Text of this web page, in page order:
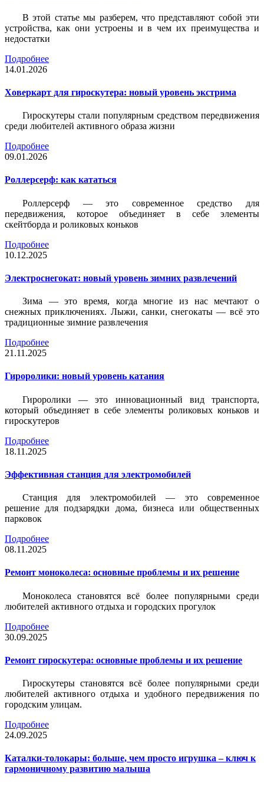
В этой статье мы разберем, что представляют собой эти
устройства, как они устроены и в чем их преимущества и
недостатки
Подробнее
14.01.2026
Ховеркарт для гироскутера: новый уровень экстрима
Гироскутеры стали популярным средством передвижения
среди любителей активного образа жизни
Подробнее
09.01.2026
Роллерсерф: как кататься
Роллерсерф — это современное средство для
передвижения, которое объединяет в себе элементы
скейтборда и роликовых коньков
Подробнее
10.12.2025
Электроснегокат: новый уровень зимних развлечений
Зима — это время, когда многие из нас мечтают о
снежных приключениях. Лыжи, санки, снегокаты — всё это
традиционные зимние развлечения
Подробнее
21.11.2025
Гироролики: новый уровень катания
Гироролики — это инновационный вид транспорта,
который объединяет в себе элементы роликовых коньков и
гироскутеров
Подробнее
18.11.2025
Эффективная станция для электромобилей
Станция для электромобилей — это современное
решение для подзарядки дома, бизнеса или общественных
парковок
Подробнее
08.11.2025
Ремонт моноколеса: основные проблемы и их решение
Моноколеса становятся всё более популярными среди
любителей активного отдыха и городских прогулок
Подробнее
30.09.2025
Ремонт гироскутера: основные проблемы и их решение
Гироскутеры становятся всё более популярными среди
любителей активного отдыха и удобного передвижения по
городским улицам.
Подробнее
24.09.2025
Каталки-толокары: больше, чем просто игрушка – ключ к
гармоничному развитию малыша